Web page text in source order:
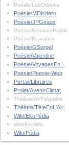
Poésie/LabOratoire
Poésie/MDisdero
Poésie/JPGiraux
Poésie/SemainePoétik
Poésie/PLaranco
Poésie/GSorgel
Poésie/Valentine
Poésie/VoyagesEn...
Poésie/Poesie-Web
Portail/Libraires
Projet/AvenirClimat
Théâtre/Air'Falguière
Théâtre/TêteEnL'Air
Wiki/EkoPédia
Wiki/EsoWiki
Wiki/Pédia